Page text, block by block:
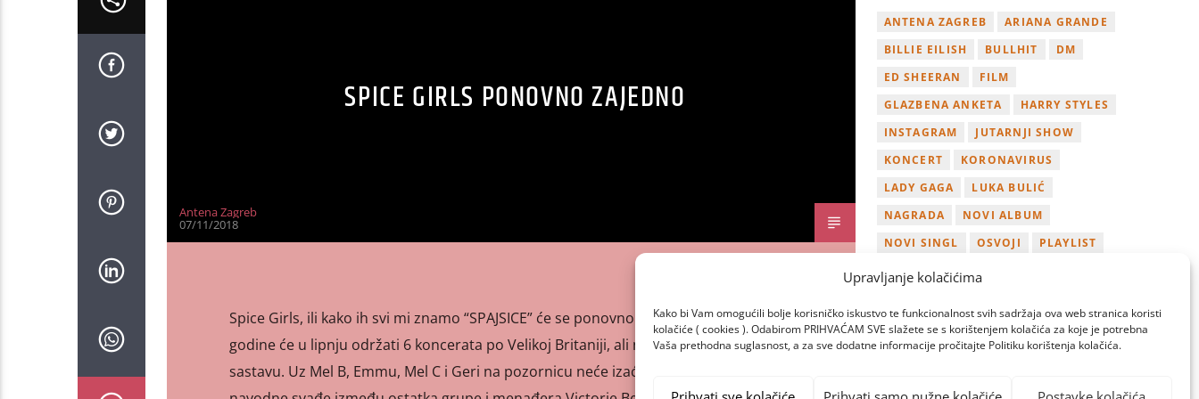
Upravljanje kolačićima
Kako bi Vam omogućili bolje korisničko iskustvo te funkcionalnost svih sadržaja ova web stranica koristi
kolačiće ( cookies ). Odabirom PRIHVAĆAM SVE slažete se s korištenjem kolačića za koje je potrebna
Vaša prethodna suglasnost, a za sve dodatne informacije pročitajte Politiku korištenja kolačića.
SPICE GIRLS PONOVNO ZAJEDNO
Antena Zagreb
07/11/2018
Spice Girls, ili kako ih svi mi znamo “SPAJSICE” će se ponovno okupiti. Slijedeće
godine će u lipnju održati 6 koncerata po Velikoj Britaniji, ali nažalost ne u puno
sastavu. Uz Mel B, Emmu, Mel C i Geri na pozornicu neće izaći Victoria zbog
ANTENA ZAGREB
ARIANA GRANDE
BILLIE EILISH
BULLHIT
DM
ED SHEERAN
FILM
GLAZBENA ANKETA
HARRY STYLES
INSTAGRAM
JUTARNJI SHOW
KONCERT
KORONAVIRUS
LADY GAGA
LUKA BULIĆ
NAGRADA
NOVI ALBUM
NOVI SINGL
OSVOJI
PLAYLIST
TAMARA LOOS
ZAGREB